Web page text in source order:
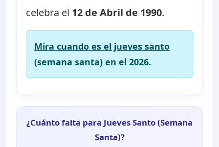
celebra el 12 de Abril de 1990.
Mira cuando es el jueves santo
(semana santa) en el 2026.
¿Cuánto falta para Jueves Santo (Semana
Santa)?